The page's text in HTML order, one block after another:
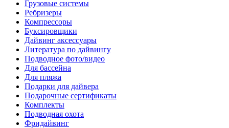
Грузовые системы
Ребризеры
Компрессоры
Буксировщики
Дайвинг аксессуары
Литература по дайвингу
Подводное фото/видео
Для бассейна
Для пляжа
Подарки для дайвера
Подарочные сертификаты
Комплекты
Подводная охота
Фридайвинг